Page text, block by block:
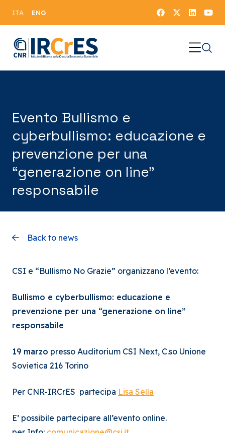
ITA ENG
Evento Bullismo e
cyberbullismo: educazione e
prevenzione per una
“generazione on line”
responsabile
Back to news
CSI e “Bullismo No Grazie” organizzano l’evento:
Bullismo e cyberbullismo: educazione e
prevenzione per una “generazione on line”
responsabile
19 marzo presso Auditorium CSI Next, C.so Unione
Sovietica 216 Torino
Per CNR-IRCrES partecipa Lisa Sella
E’ possibile partecipare all’evento online.